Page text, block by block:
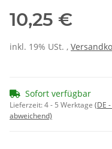
10,25 €
inkl. 19% USt. ,
Sofort verfügbar
Lieferzeit:4 - 5 Werktage (DE
abweichend)